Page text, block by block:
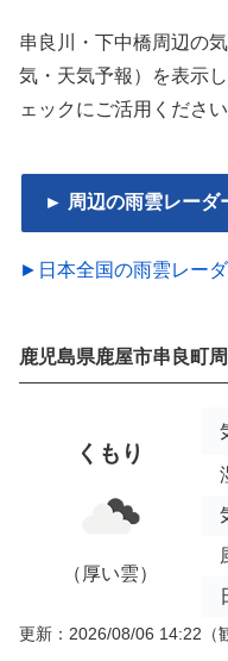
串良川・下中橋周辺の
気・天気予報）を表示
ェックにご活用ください
► 周辺の雨雲レーダ
►日本全国の雨雲レー
鹿児島県鹿屋市串良町
くもり
（厚い雲）
更新：2026/08/06 14:22